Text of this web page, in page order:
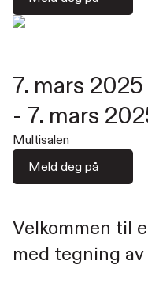
7. mars 2025
- 7. mars
Multisalen
Meld deg på
Velkommen til
med tegning